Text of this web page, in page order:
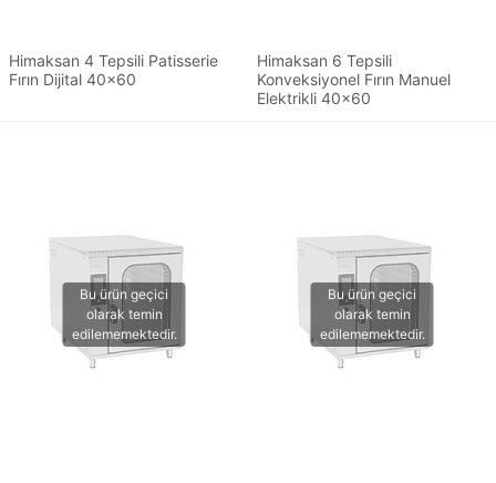
Himaksan 4 Tepsili Patisserie
Fırın Dijital 40x60
Himaksan 6 Tepsili
Konveksiyonel Fırın Manuel
Elektrikli 40x60